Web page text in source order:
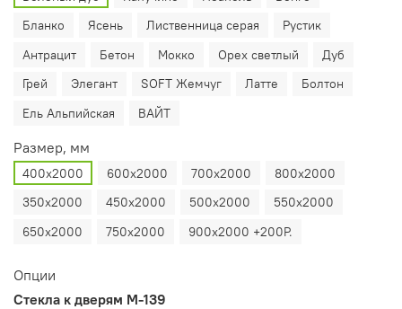
Бланко
Ясень Лиственница серая
Рустик
Антрацит
Бетон Мокко Орех светлый
Дуб
Грей
Элегант SOFT Жемчуг Латте
Болтон
Ель Альпийская
ВАЙТ
Размер, мм
400х2000 600х2000 700х2000
800х2000
350х2000
450х2000 500х2000
550х2000
650х2000
750х2000 900х2000 +200Р.
Опции
Стекла к дверям М-139